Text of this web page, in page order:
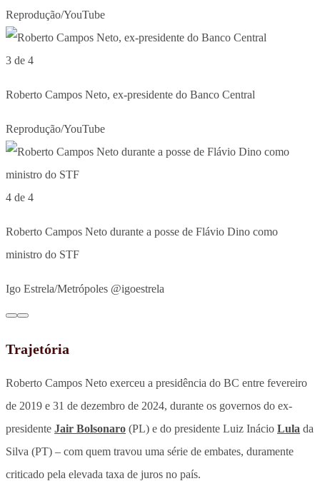
Reprodução/YouTube
3 de 4
Roberto Campos Neto, ex-presidente do Banco Central
Reprodução/YouTube
4 de 4
Roberto Campos Neto durante a posse de Flávio Dino como
ministro do STF
Igo Estrela/Metrópoles @igoestrela
Trajetória
Roberto Campos Neto exerceu a presidência do BC entre fevereiro
de 2019 e 31 de dezembro de 2024, durante os governos do ex-
presidente Jair Bolsonaro (PL) e do presidente Luiz Inácio Lula da
Silva (PT) – com quem travou uma série de embates, duramente
criticado pela elevada taxa de juros no país.